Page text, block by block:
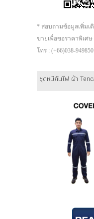
* สอบถามข้อมูลเพิ่มเ
ขายเพื่อขอราคาพิเศษ
โทร : (+66)038-
ชุดหมีกันไฟ ผ้า